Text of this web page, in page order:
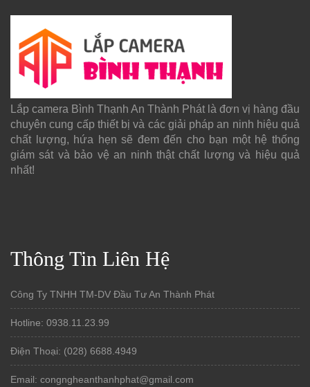
Lắp camera Bình Thạnh An Thành Phát là đơn vị hàng đầu
chuyên cung cấp thiết bị và các giải pháp an ninh hiệu quả
chất lượng, hứa hẹn sẽ đem đến cho bạn một hệ thống
giám sát và bảo vệ an ninh thật chất lượng và hiệu quả
nhất!
Thông Tin Liên Hệ
Công Ty TNHH TM-DV Đầu Tư An Thành Phát
Hotline: 0938.11.23.99
Điện Thoại: (028) 6688.4949
Email: congngheanthanhphat@gmail.com